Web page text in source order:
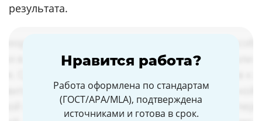
результата.
Нравится работа?
Работа оформлена по стандартам
(ГОСТ/APA/MLA), подтверждена
источниками и готова в срок.